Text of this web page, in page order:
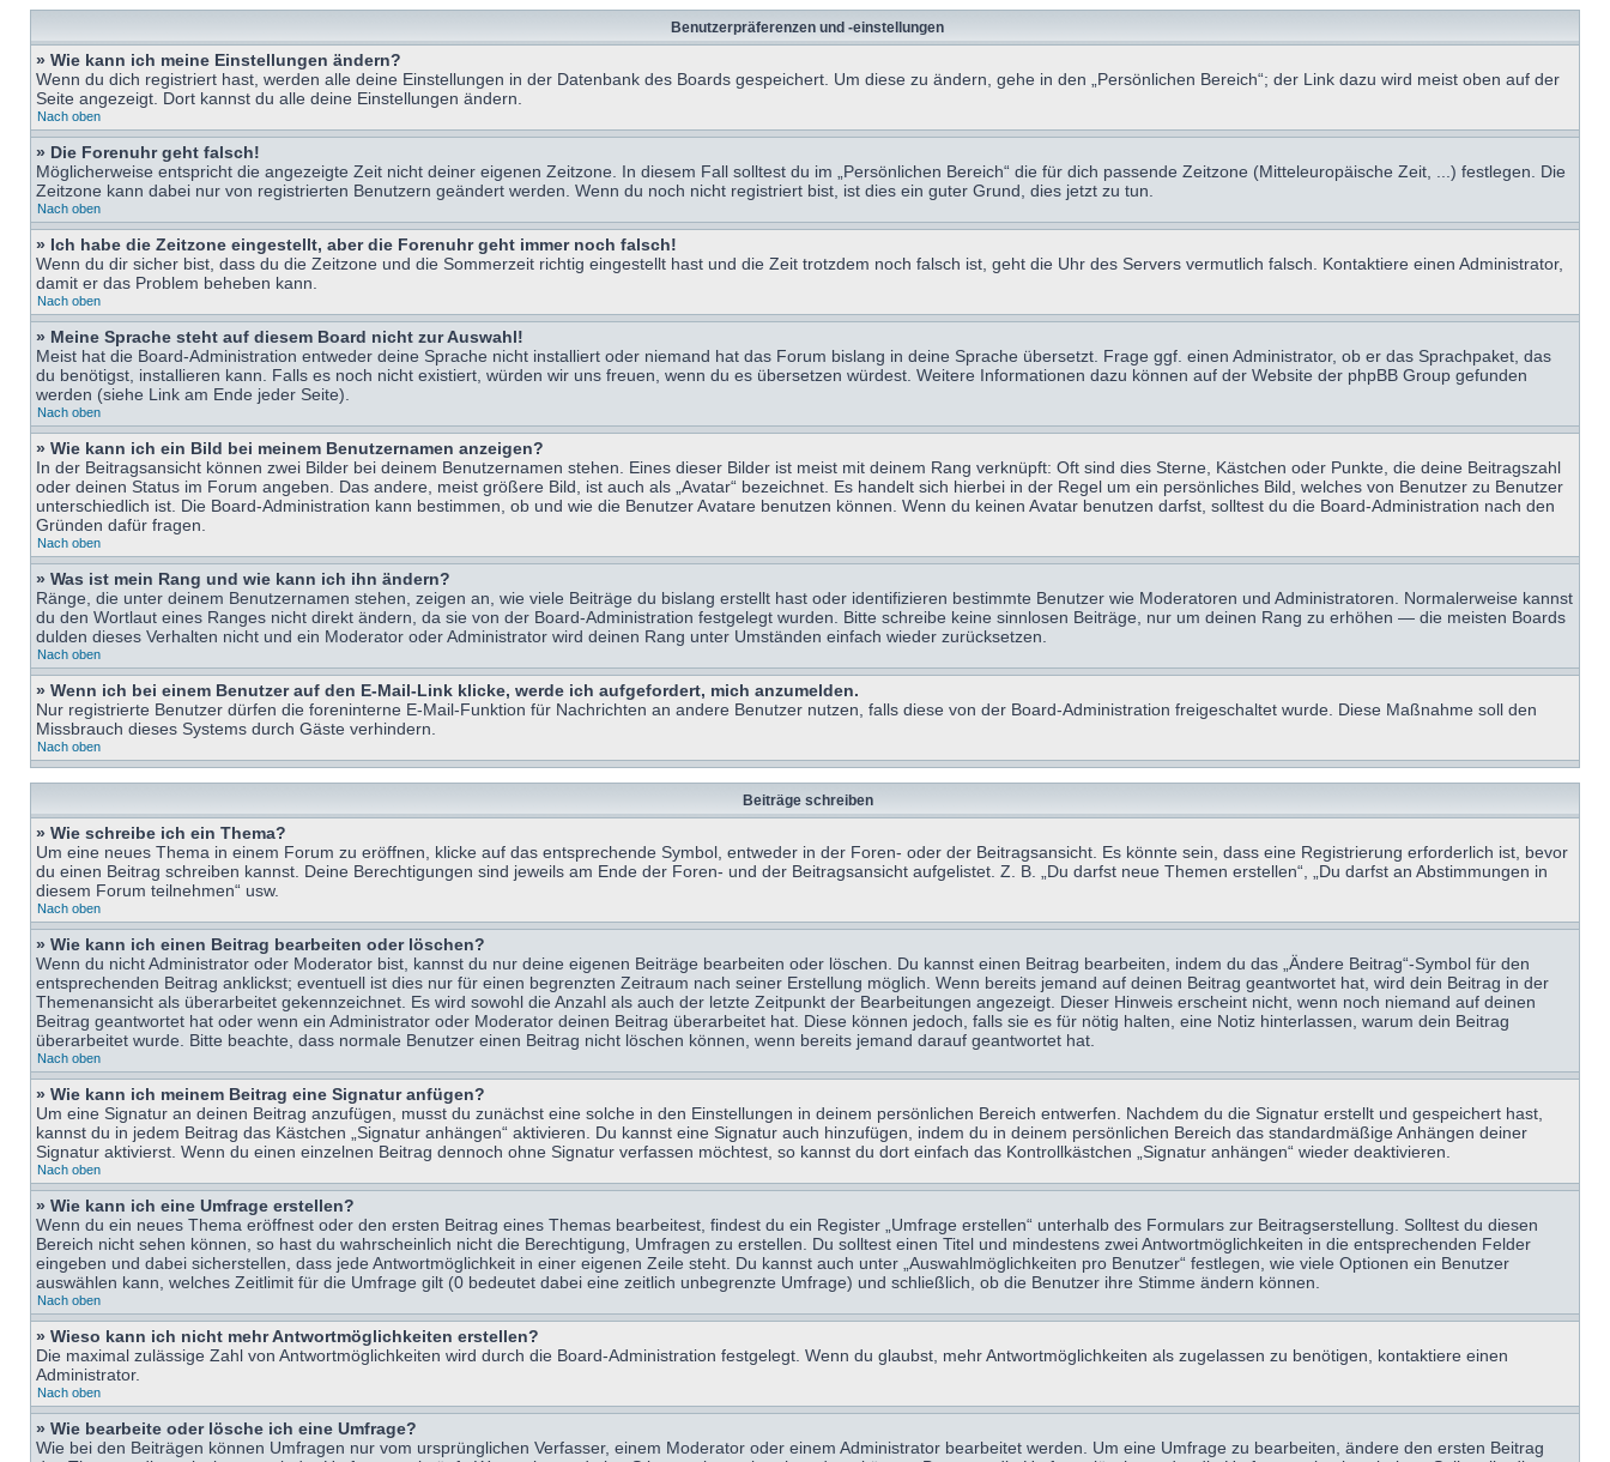
Benutzerpräferenzen und -einstellungen
» Wie kann ich meine Einstellungen ändern?
Wenn du dich registriert hast, werden alle deine Einstellungen in der Datenbank des Boards gespeichert. Um diese zu ändern, gehe in den „Persönlichen Bereich“; der Link dazu wird meist oben auf der
Seite angezeigt. Dort kannst du alle deine Einstellungen ändern.
Nach oben
» Die Forenuhr geht falsch!
Möglicherweise entspricht die angezeigte Zeit nicht deiner eigenen Zeitzone. In diesem Fall solltest du im „Persönlichen Bereich“ die für dich passende Zeitzone (Mitteleuropäische Zeit, ...) festlegen. Die
Zeitzone kann dabei nur von registrierten Benutzern geändert werden. Wenn du noch nicht registriert bist, ist dies ein guter Grund, dies jetzt zu tun.
Nach oben
» Ich habe die Zeitzone eingestellt, aber die Forenuhr geht immer noch falsch!
Wenn du dir sicher bist, dass du die Zeitzone und die Sommerzeit richtig eingestellt hast und die Zeit trotzdem noch falsch ist, geht die Uhr des Servers vermutlich falsch. Kontaktiere einen Administrator,
damit er das Problem beheben kann.
Nach oben
» Meine Sprache steht auf diesem Board nicht zur Auswahl!
Meist hat die Board-Administration entweder deine Sprache nicht installiert oder niemand hat das Forum bislang in deine Sprache übersetzt. Frage ggf. einen Administrator, ob er das Sprachpaket, das
du benötigst, installieren kann. Falls es noch nicht existiert, würden wir uns freuen, wenn du es übersetzen würdest. Weitere Informationen dazu können auf der Website der phpBB Group gefunden
werden (siehe Link am Ende jeder Seite).
Nach oben
» Wie kann ich ein Bild bei meinem Benutzernamen anzeigen?
In der Beitragsansicht können zwei Bilder bei deinem Benutzernamen stehen. Eines dieser Bilder ist meist mit deinem Rang verknüpft: Oft sind dies Sterne, Kästchen oder Punkte, die deine Beitragszahl
oder deinen Status im Forum angeben. Das andere, meist größere Bild, ist auch als „Avatar“ bezeichnet. Es handelt sich hierbei in der Regel um ein persönliches Bild, welches von Benutzer zu Benutzer
unterschiedlich ist. Die Board-Administration kann bestimmen, ob und wie die Benutzer Avatare benutzen können. Wenn du keinen Avatar benutzen darfst, solltest du die Board-Administration nach den
Gründen dafür fragen.
Nach oben
» Was ist mein Rang und wie kann ich ihn ändern?
Ränge, die unter deinem Benutzernamen stehen, zeigen an, wie viele Beiträge du bislang erstellt hast oder identifizieren bestimmte Benutzer wie Moderatoren und Administratoren. Normalerweise kannst
du den Wortlaut eines Ranges nicht direkt ändern, da sie von der Board-Administration festgelegt wurden. Bitte schreibe keine sinnlosen Beiträge, nur um deinen Rang zu erhöhen — die meisten Boards
dulden dieses Verhalten nicht und ein Moderator oder Administrator wird deinen Rang unter Umständen einfach wieder zurücksetzen.
Nach oben
» Wenn ich bei einem Benutzer auf den E-Mail-Link klicke, werde ich aufgefordert, mich anzumelden.
Nur registrierte Benutzer dürfen die foreninterne E-Mail-Funktion für Nachrichten an andere Benutzer nutzen, falls diese von der Board-Administration freigeschaltet wurde. Diese Maßnahme soll den
Missbrauch dieses Systems durch Gäste verhindern.
Nach oben
Beiträge schreiben
» Wie schreibe ich ein Thema?
Um eine neues Thema in einem Forum zu eröffnen, klicke auf das entsprechende Symbol, entweder in der Foren- oder der Beitragsansicht. Es könnte sein, dass eine Registrierung erforderlich ist, bevor
du einen Beitrag schreiben kannst. Deine Berechtigungen sind jeweils am Ende der Foren- und der Beitragsansicht aufgelistet. Z. B. „Du darfst neue Themen erstellen“, „Du darfst an Abstimmungen in
diesem Forum teilnehmen“ usw.
Nach oben
» Wie kann ich einen Beitrag bearbeiten oder löschen?
Wenn du nicht Administrator oder Moderator bist, kannst du nur deine eigenen Beiträge bearbeiten oder löschen. Du kannst einen Beitrag bearbeiten, indem du das „Ändere Beitrag“-Symbol für den
entsprechenden Beitrag anklickst; eventuell ist dies nur für einen begrenzten Zeitraum nach seiner Erstellung möglich. Wenn bereits jemand auf deinen Beitrag geantwortet hat, wird dein Beitrag in der
Themenansicht als überarbeitet gekennzeichnet. Es wird sowohl die Anzahl als auch der letzte Zeitpunkt der Bearbeitungen angezeigt. Dieser Hinweis erscheint nicht, wenn noch niemand auf deinen
Beitrag geantwortet hat oder wenn ein Administrator oder Moderator deinen Beitrag überarbeitet hat. Diese können jedoch, falls sie es für nötig halten, eine Notiz hinterlassen, warum dein Beitrag
überarbeitet wurde. Bitte beachte, dass normale Benutzer einen Beitrag nicht löschen können, wenn bereits jemand darauf geantwortet hat.
Nach oben
» Wie kann ich meinem Beitrag eine Signatur anfügen?
Um eine Signatur an deinen Beitrag anzufügen, musst du zunächst eine solche in den Einstellungen in deinem persönlichen Bereich entwerfen. Nachdem du die Signatur erstellt und gespeichert hast,
kannst du in jedem Beitrag das Kästchen „Signatur anhängen“ aktivieren. Du kannst eine Signatur auch hinzufügen, indem du in deinem persönlichen Bereich das standardmäßige Anhängen deiner
Signatur aktivierst. Wenn du einen einzelnen Beitrag dennoch ohne Signatur verfassen möchtest, so kannst du dort einfach das Kontrollkästchen „Signatur anhängen“ wieder deaktivieren.
Nach oben
» Wie kann ich eine Umfrage erstellen?
Wenn du ein neues Thema eröffnest oder den ersten Beitrag eines Themas bearbeitest, findest du ein Register „Umfrage erstellen“ unterhalb des Formulars zur Beitragserstellung. Solltest du diesen
Bereich nicht sehen können, so hast du wahrscheinlich nicht die Berechtigung, Umfragen zu erstellen. Du solltest einen Titel und mindestens zwei Antwortmöglichkeiten in die entsprechenden Felder
eingeben und dabei sicherstellen, dass jede Antwortmöglichkeit in einer eigenen Zeile steht. Du kannst auch unter „Auswahlmöglichkeiten pro Benutzer“ festlegen, wie viele Optionen ein Benutzer
auswählen kann, welches Zeitlimit für die Umfrage gilt (0 bedeutet dabei eine zeitlich unbegrenzte Umfrage) und schließlich, ob die Benutzer ihre Stimme ändern können.
Nach oben
» Wieso kann ich nicht mehr Antwortmöglichkeiten erstellen?
Die maximal zulässige Zahl von Antwortmöglichkeiten wird durch die Board-Administration festgelegt. Wenn du glaubst, mehr Antwortmöglichkeiten als zugelassen zu benötigen, kontaktiere einen
Administrator.
Nach oben
» Wie bearbeite oder lösche ich eine Umfrage?
Wie bei den Beiträgen können Umfragen nur vom ursprünglichen Verfasser, einem Moderator oder einem Administrator bearbeitet werden. Um eine Umfrage zu bearbeiten, ändere den ersten Beitrag